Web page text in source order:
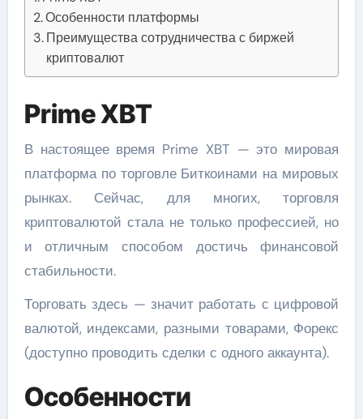
Особенности платформы
Преимущества сотрудничества с биржей
криптовалют
Prime XBT
В настоящее время Prime XBT — это мировая
платформа по торговле Биткоинами на мировых
рынках. Сейчас, для многих, торговля
криптовалютой стала не только профессией, но
и отличным способом достичь финансовой
стабильности.
Торговать здесь — значит работать с цифровой
валютой, индексами, разными товарами, Форекс
(доступно проводить сделки с одного аккаунта).
Особенности